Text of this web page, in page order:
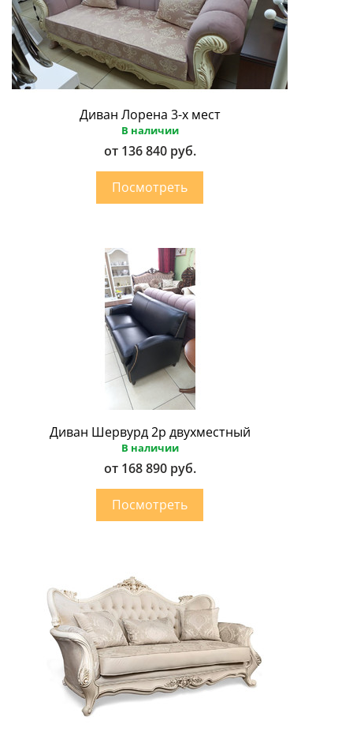
Диван Лорена 3-х мест
В наличии
от 136 840 руб.
Диван Шервурд 2p двухместный
В наличии
от 168 890 руб.